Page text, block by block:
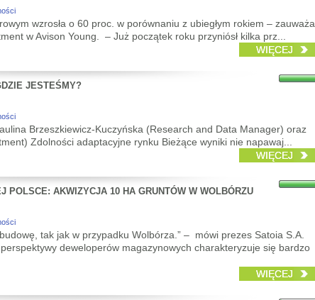
wzrosła o 60 proc. w porównaniu z ubiegłym rokiem – zauważa
w Avison Young. – Już początek roku przyniósł kilka prz...
WIĘCEJ
JESTEŚMY?
Brzeszkiewicz-Kuczyńska (Research and Data Manager) oraz
Zdolności adaptacyjne rynku Bieżące wyniki nie napawaj...
WIĘCEJ
POLSCE: AKWIZYCJA 10 HA GRUNTÓW W WOLBÓRZU
tak jak w przypadku Wolbórza.” – mówi prezes Satoia S.A.
deweloperów magazynowych charakteryzuje się bardzo
WIĘCEJ